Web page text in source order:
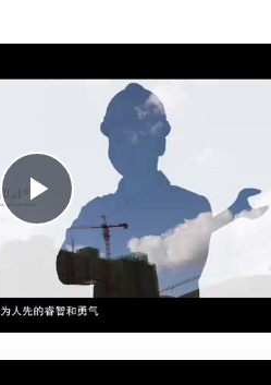
Play
Video